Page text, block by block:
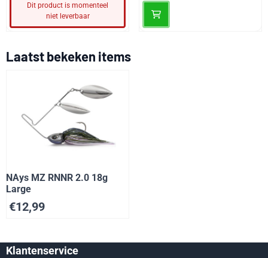
Dit product is momenteel
niet leverbaar
Laatst bekeken items
NAys MZ RNNR 2.0 18g
Large
€12,99
Klantenservice